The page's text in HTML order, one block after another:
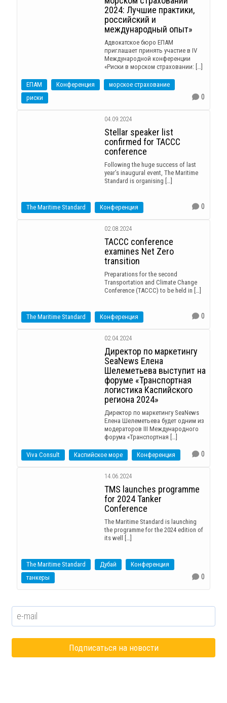
2024: Лучшие практики,
российский и
международный опыт»
Адвокатское бюро ЕПАМ
приглашает принять участие в IV
Международной конференции
«Риски в морском страховании: […]
ЕПАМ Конференция
морское страхование
риски
0
04.09.2024
Stellar speaker list
confirmed for TACCC
conference
Following the huge success of last
year’s inaugural event, The Maritime
Standard is organising […]
The Maritime Standard Конференция 0
02.08.2024
TACCC conference
examines Net Zero
transition
Preparations for the second
Transportation and Climate Change
Conference (TACCC) to be held in […]
The Maritime Standard Конференция 0
02.04.2024
Директор по маркетингу
SeaNews Елена
Шелеметьева выступит на
форуме «Транспортная
логистика Каспийского
региона 2024»
Директор по маркетингу SeaNews
Елена Шелеметьева будет одним из
модераторов III Международного
форума «Транспортная […]
Viva Consult Каспийское море Конференция 0
14.06.2024
TMS launches programme
for 2024 Tanker
Conference
The Maritime Standard is launching
the programme for the 2024 edition of
its well […]
The Maritime Standard Дубай
Конференция
танкеры
0